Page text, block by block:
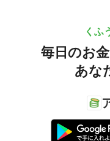
くふ
毎日のお金
あな